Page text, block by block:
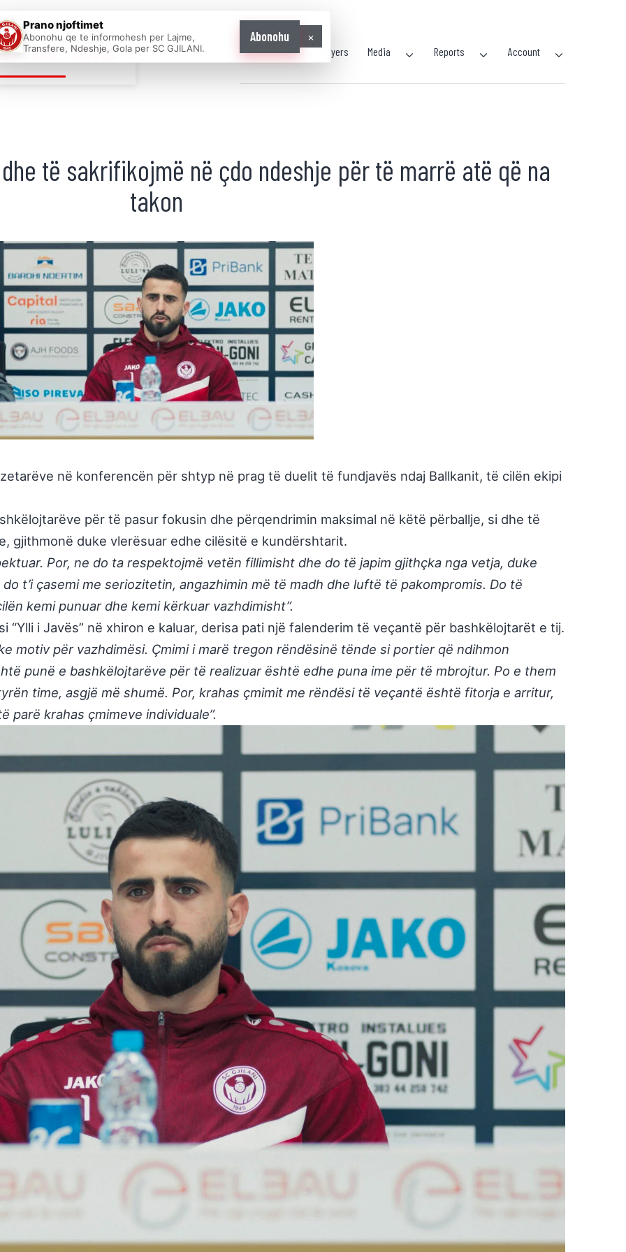
AS ONE Home News Players Media Reports Account
të sakrifikojmë në çdo ndeshje për të marrë atë që na
takon
në konferencën për shtyp në prag të duelit të fundjavës ndaj Ballkanit, të cilën ekipi
për të pasur fokusin dhe përqendrimin maksimal në këtë përballje, si dhe të
gjithmonë duke vlerësuar edhe cilësitë e kundërshtarit.
Por, ne do ta respektojmë vetën fillimisht dhe do të japim gjithçka nga vetja, duke
t’i çasemi me seriozitetin, angazhimin më të madh dhe luftë të pakompromis. Do të
kemi punuar dhe kemi kërkuar vazhdimisht”.
i Javës” në xhiron e kaluar, derisa pati një falenderim të veçantë për bashkëlojtarët e tij.
motiv për vazhdimësi. Çmimi i marë tregon rëndësinë tënde si portier që ndihmon
punë e bashkëlojtarëve për të realizuar është edhe puna ime për të mbrojtur. Po e them
time, asgjë më shumë. Por, krahas çmimit me rëndësi të veçantë është fitorja e arritur,
parë krahas çmimeve individuale”.
Prano njoftimet
Abonohu qe te informohesh per Lajme,
Transfere, Ndeshje, Gola per SC GJILANI.
Abonohu ×